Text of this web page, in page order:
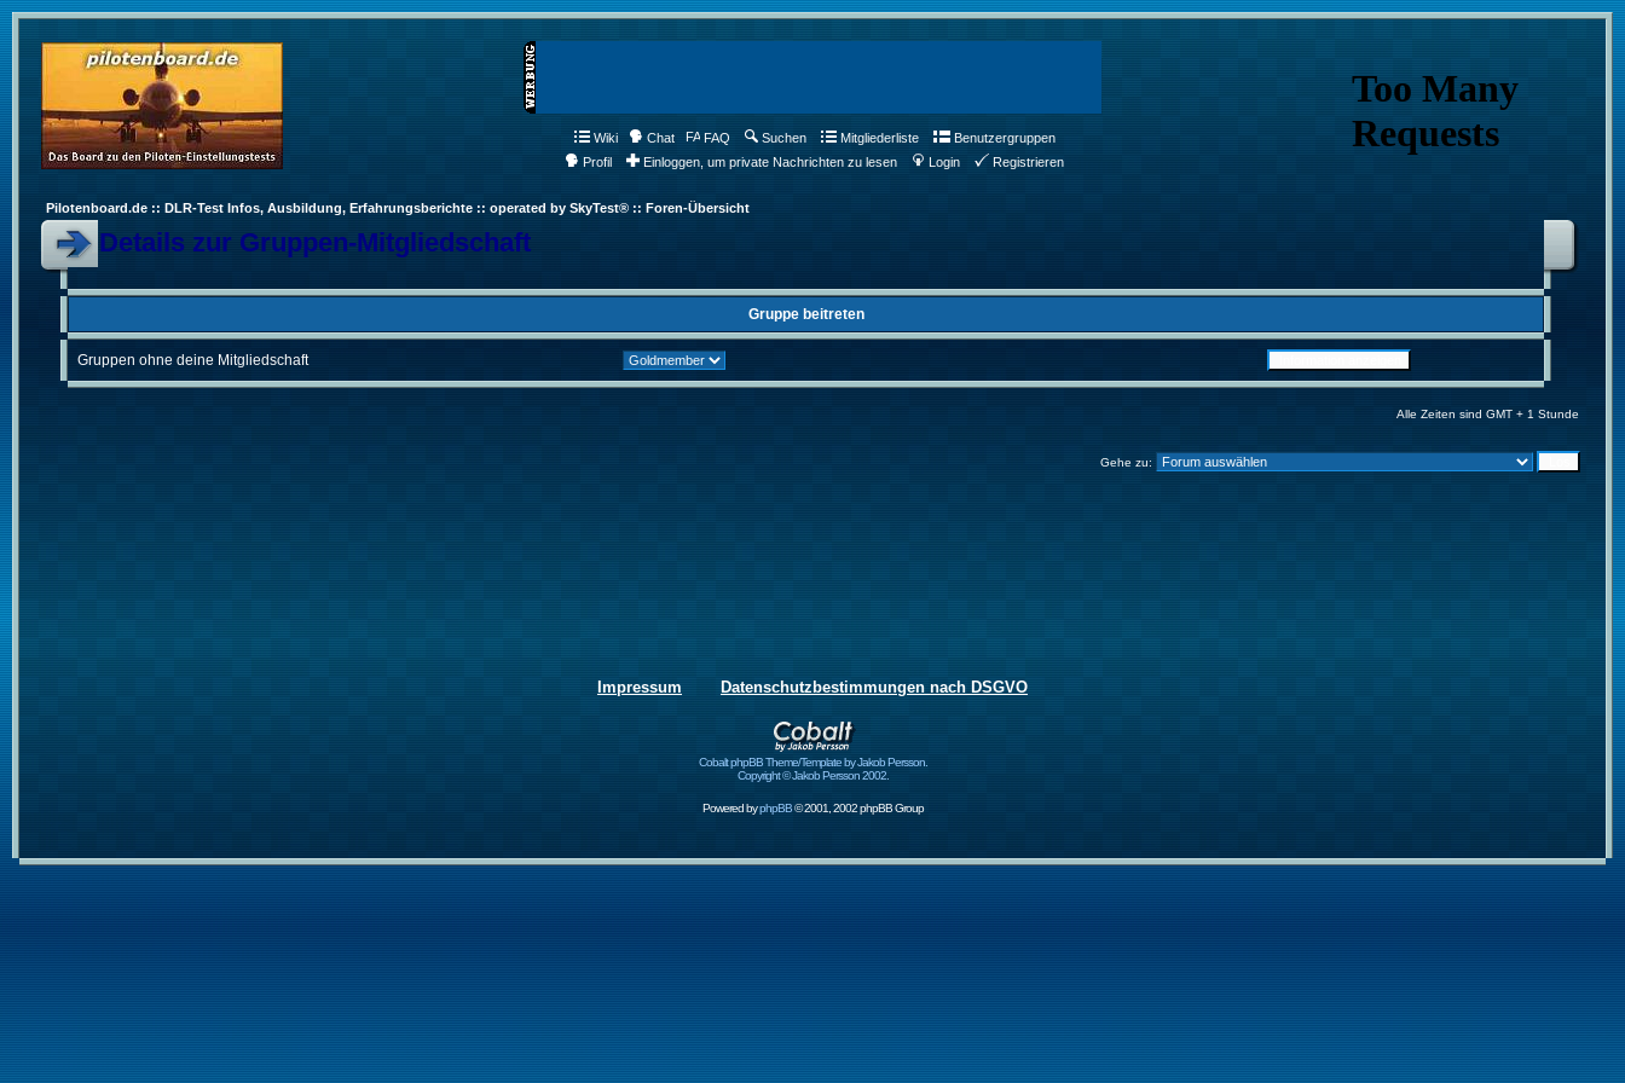
Wiki Chat FAQ Suchen Mitgliederliste
Benutzergruppen
Profil
Einloggen, um private Nachrichten zu lesen Login Registrieren
Pilotenboard.de :: DLR-Test Infos, Ausbildung, Erfahrungsberichte :: operated by SkyTest® :: Foren-Übersicht
Details zur Gruppen-Mitgliedschaft
Gruppe beitreten
Gruppen ohne deine Mitgliedschaft
Alle Zeiten sind GMT + 1 Stunde
Gehe zu:
Impressum Datenschutzbestimmungen nach DSGVO
Cobalt phpBB Theme/Template by Jakob Persson.
Copyright © Jakob Persson 2002.
Powered byphpBB© 2001, 2002 phpBB Group